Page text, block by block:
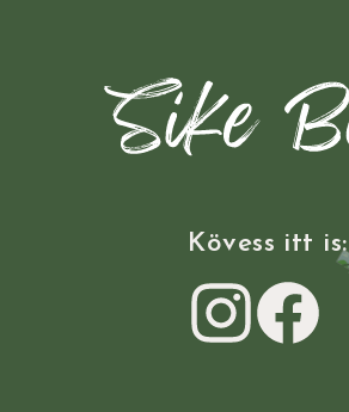
Sike Betti Kezdőlap
Kövess itt is: